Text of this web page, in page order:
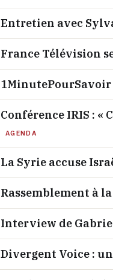
Entretien avec
France Télévision
Conférence IRIS : «
AGENDA
La Syrie accuse
Rassemblement à
Interview de
Divergent Voice :